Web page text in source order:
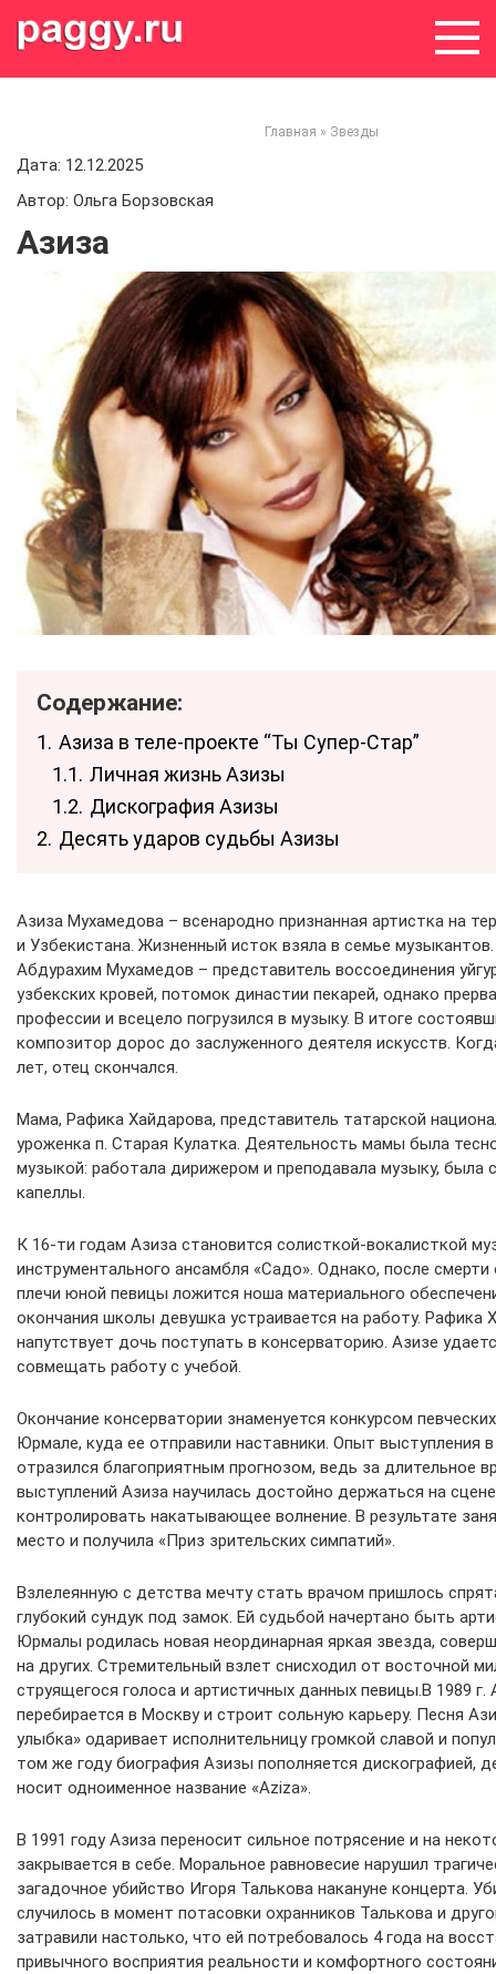
Главная » Звезды
Дата: 12.12.2025
Автор: Ольга Борзовская
Азиза
Содержание:
1. Азиза в теле-проекте “Ты Супер-Стар”
1.1. Личная жизнь Азизы
1.2. Дискография Азизы
2. Десять ударов судьбы Азизы
Азиза Мухамедова – всенародно признанная артистка на
и Узбекистана. Жизненный исток взяла в семье
Абдурахим Мухамедов – представитель воссоединения
узбекских кровей, потомок династии пекарей, однако
профессии и всецело погрузился в музыку. В итоге
композитор дорос до заслуженного деятеля искусств.
лет, отец скончался.
Мама, Рафика Хайдарова, представитель татарской
уроженка п. Старая Кулатка. Деятельность мамы была
музыкой: работала дирижером и преподавала музыку, была
капеллы.
К 16-ти годам Азиза становится солисткой-вокалисткой
инструментального ансамбля «Садо». Однако, после смерти
плечи юной певицы ложится ноша материального
окончания школы девушка устраивается на работу. Рафика
напутствует дочь поступать в консерваторию. Азизе
совмещать работу с учебой.
Окончание консерватории знаменуется конкурсом
Юрмале, куда ее отправили наставники. Опыт выступления
отразился благоприятным прогнозом, ведь за длительное
выступлений Азиза научилась достойно держаться на
контролировать накатывающее волнение. В результате
место и получила «Приз зрительских симпатий».
Взлелеянную с детства мечту стать врачом пришлось
глубокий сундук под замок. Ей судьбой начертано быть
Юрмалы родилась новая неординарная яркая звезда,
на других. Стремительный взлет снисходил от восточной
струящегося голоса и артистичных данных певицы.В 1989 г.
перебирается в Москву и строит сольную карьеру. Песня
улыбка» одаривает исполнительницу громкой славой и
том же году биография Азизы пополняется дискографией,
носит одноименное название «Aziza».
В 1991 году Азиза переносит сильное потрясение и на
закрывается в себе. Моральное равновесие нарушил
загадочное убийство Игоря Талькова накануне концерта.
случилось в момент потасовки охранников Талькова и
затравили настолько, что ей потребовалось 4 года на
привычного восприятия реальности и комфортного